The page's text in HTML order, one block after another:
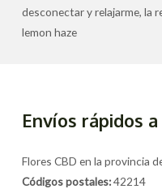
desconectar y relajarme, la
lemon haze
Envíos rápidos
Flores CBD en la provincia
Códigos postales:42214